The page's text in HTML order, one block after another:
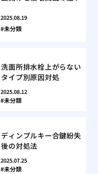
2025.08.19
未分類
洗面所排水栓上がらない
タイプ別原因対処
2025.08.12
未分類
ディンプルキー合鍵紛失
後の対処法
2025.07.25
未分類